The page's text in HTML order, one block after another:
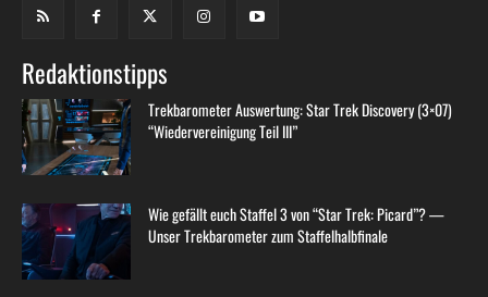
Redaktionstipps
Trekbarometer Auswertung: Star Trek Discovery (3×07)
“Wiedervereinigung Teil III”
Wie gefällt euch Staffel 3 von “Star Trek: Picard”? —
Unser Trekbarometer zum Staffelhalbfinale